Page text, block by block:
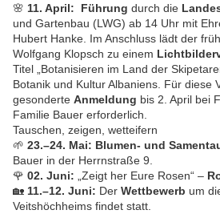
🌸 11. April: Führung durch die
und Gartenbau (LWG) ab 14 Uhr mit
Hubert Hanke. Im Anschluss lädt der
Wolfgang Klopsch zu einem
Titel „Botanisieren im Land der
Botanik und Kultur Albaniens. Für diese
gesonderte Anmeldung bis 2. April bei
Familie Bauer erforderlich.
Tauschen, zeigen, wetteifern
🌱 23.–24. Mai: Blumen- und
Bauer in der Herrnstraße 9.
🌹 02. Juni: „Zeigt her Eure Rosen“ –
🏡 11.–12. Juni: Der Wettbewerb um
Veitshöchheims findet statt.